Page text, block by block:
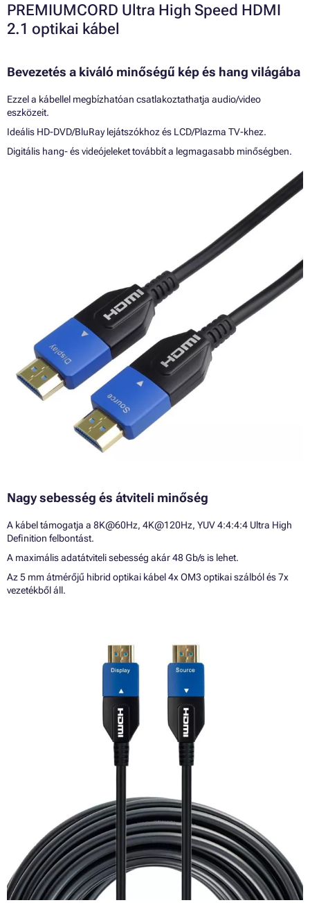
PREMIUMCORD Ultra High Speed HDMI
2.1 optikai kábel
Bevezetés a kiváló minőségű kép és hang világába
Ezzel a kábellel megbízhatóan csatlakoztathatja audio/video
eszközeit.
Ideális HD-DVD/BluRay lejátszókhoz és LCD/Plazma TV-khez.
Digitális hang- és videójeleket továbbít a legmagasabb minőségben.
Nagy sebesség és átviteli minőség
A kábel támogatja a 8K@60Hz, 4K@120Hz, YUV 4:4:4:4 Ultra High
Definition felbontást.
A maximális adatátviteli sebesség akár 48 Gb/s is lehet.
Az 5 mm átmérőjű hibrid optikai kábel 4x OM3 optikai szálból és 7x
vezetékből áll.